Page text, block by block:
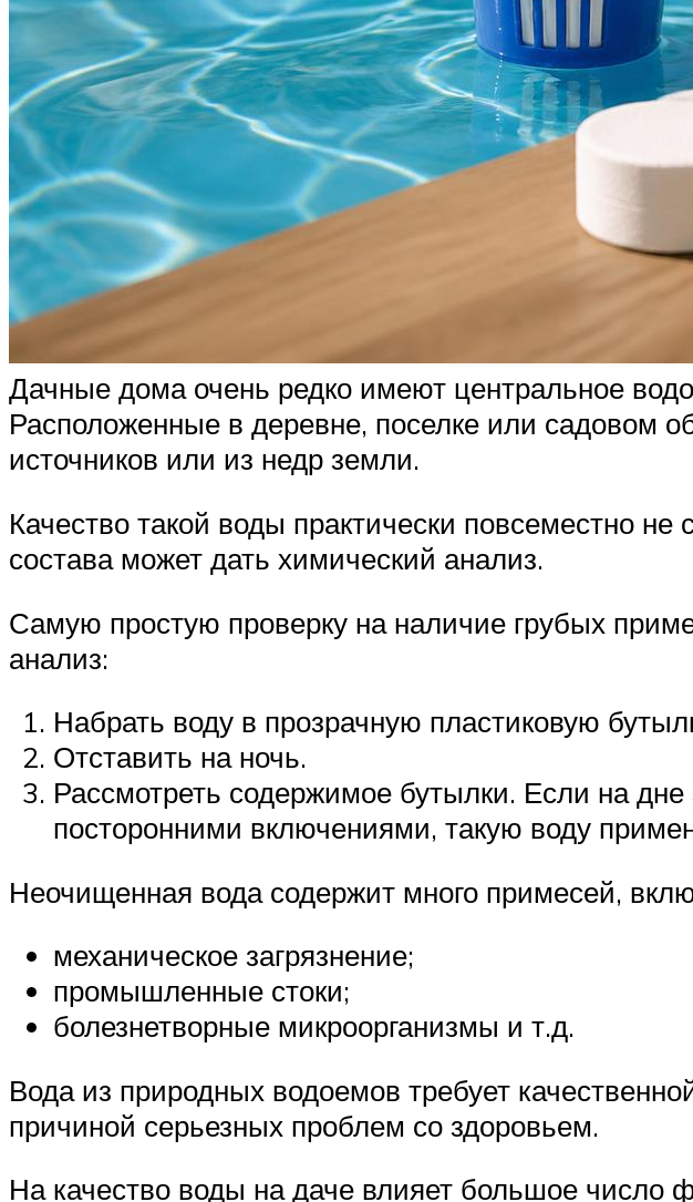
Дачные дома очень редко имеют центральное
Расположенные в деревне, поселке или садовом
источников или из недр земли.
Качество такой воды практически повсеместно
состава может дать химический анализ.
Самую простую проверку на наличие грубых
анализ:
Набрать воду в прозрачную пластиковую
Отставить на ночь.
Рассмотреть содержимое бутылки. Если на
посторонними включениями, такую воду
Неочищенная вода содержит много примесей,
механическое загрязнение;
промышленные стоки;
болезнетворные микроорганизмы и т.д.
Вода из природных водоемов требует
причиной серьезных проблем со здоровьем.
На качество воды на даче влияет большое число